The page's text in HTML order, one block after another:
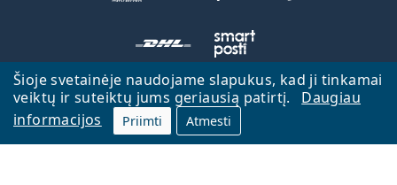
Šioje svetainėje naudojame slapukus, kad ji tinkamai
veiktų ir suteiktų jums geriausią patirtį.
Daugiau
informacijos
Priimti Atmesti
Atgal į pagrindinį puslapį
Eiti aukštyn
Lentiamo.lt priklauso ir yra valdoma Lentiamo s.r.o., Čekija
Veikiame jau 18 metų